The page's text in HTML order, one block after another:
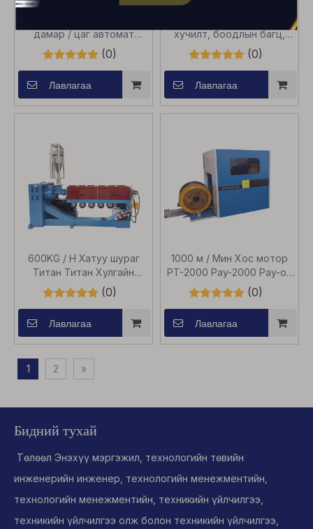
дамар / цаг автомат
дамар хамгаалагч
(0)
Лавлагаа
хучилт, боодлын багц,
баглаа боодол, баглаа
боодол
(0)
Лавлагаа
600KG / H Хатуу шураг
Титан Титан Хулгайн
элебитийн шугам
(0)
Лавлагаа
1000 м / Мин Хос мотор
PT-2000 Pay-2000 Pay-off
/ Авах кабелийн
зохицуулалт
(0)
Лавлагаа
1 2 »
Бидний тухай
Төлөөл Энэхүү мэргэжил, технологийн төвийн
инженерийн инженер, технологийн менежментийн,
технологийн менежментийн, техникийн үйлчилгээ,
техникийн үйлчилгээ олж болон техникийн үйлчилгээ,